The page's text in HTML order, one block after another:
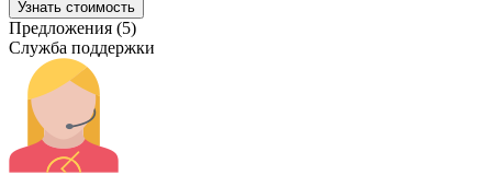
Узнать стоимость
Предложения (5)
Служба поддержки